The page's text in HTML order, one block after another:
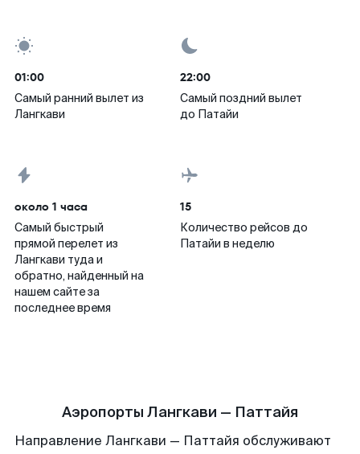
01:00
Самый ранний вылет из
Лангкави
22:00
Самый поздний вылет
до Патайи
около 1 часа
Самый быстрый
прямой перелет из
Лангкави туда и
обратно, найденный на
нашем сайте за
последнее время
15
Количество рейсов до
Патайи в неделю
Аэропорты Лангкави — Паттайя
Направление Лангкави — Паттайя обслуживают